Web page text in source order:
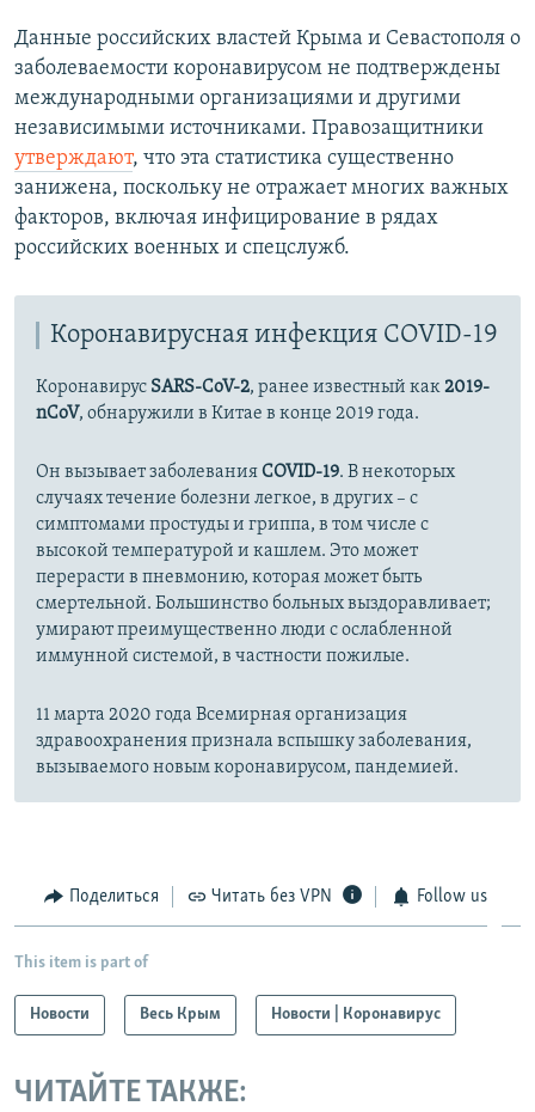
Данные российских властей Крыма и Севастополя о
заболеваемости коронавирусом не подтверждены
международными организациями и другими
независимыми источниками. Правозащитники
утверждают, что эта статистика существенно
занижена, поскольку не отражает многих важных
факторов, включая инфицирование в рядах
российских военных и спецслужб.
Коронавирусная инфекция COVID-19
Коронавирус SARS-CoV-2, ранее известный как2019-
nCoV, обнаружили в Китае в конце 2019 года.
Он вызывает заболеванияCOVID-19. В некоторых
случаях течение болезни легкое, в других – с
симптомами простуды и гриппа, в том числе с
высокой температурой и кашлем. Это может
перерасти в пневмонию, которая может быть
смертельной. Большинство больных выздоравливает;
умирают преимущественно люди с ослабленной
иммунной системой, в частности пожилые.
11 марта 2020 года Всемирная организация
здравоохранения признала вспышку заболевания,
вызываемого новым коронавирусом, пандемией.
Поделиться Читать без VPN Follow us
This item is part of
Новости Весь Крым Новости | Коронавирус
ЧИТАЙТЕ ТАКЖЕ: